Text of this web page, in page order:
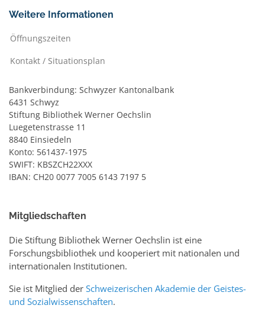
Weitere Informationen
Öffnungszeiten
Kontakt / Situationsplan
Bankverbindung: Schwyzer Kantonalbank
6431 Schwyz
Stiftung Bibliothek Werner Oechslin
Luegetenstrasse 11
8840 Einsiedeln
Konto: 561437-1975
SWIFT: KBSZCH22XXX
IBAN: CH20 0077 7005 6143 7197 5
Mitgliedschaften
Die Stiftung Bibliothek Werner Oechslin ist eine
Forschungsbibliothek und kooperiert mit nationalen und
internationalen Institutionen.
Sie ist Mitglied der Schweizerischen Akademie der Geistes-
und Sozialwissenschaften.